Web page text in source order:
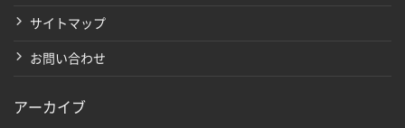
サイトマップ
お問い合わせ
アーカイブ